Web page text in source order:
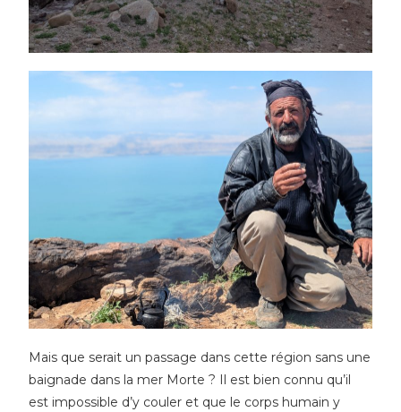
Mais que serait un passage dans cette région sans une
baignade dans la mer Morte ? Il est bien connu qu’il
est impossible d’y couler et que le corps humain y